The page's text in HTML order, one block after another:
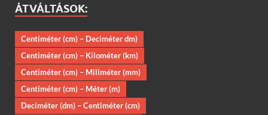
ÁTVÁLTÁSOK:
Centiméter (cm) – Deciméter dm)
Centiméter (cm) – Kilométer (km)
Centiméter (cm) – Millméter (mm)
Centiméter (cm) – Méter (m)
Deciméter (dm) – Centiméter (cm)